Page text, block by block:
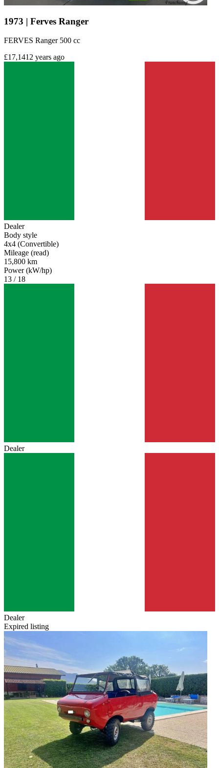
1973 | Ferves Ranger
FERVES Ranger 500 cc
£17,141 2 years ago
Dealer
Body style
4x4 (Convertible)
Mileage (read)
15,800 km
Power (kW/hp)
13 / 18
Dealer
Dealer
Expired listing